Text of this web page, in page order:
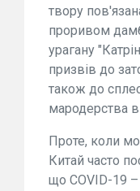
твору
проривом
урагану
призвів до
також до
мародерства в
Проте, коли
Китай часто
що COVID-19